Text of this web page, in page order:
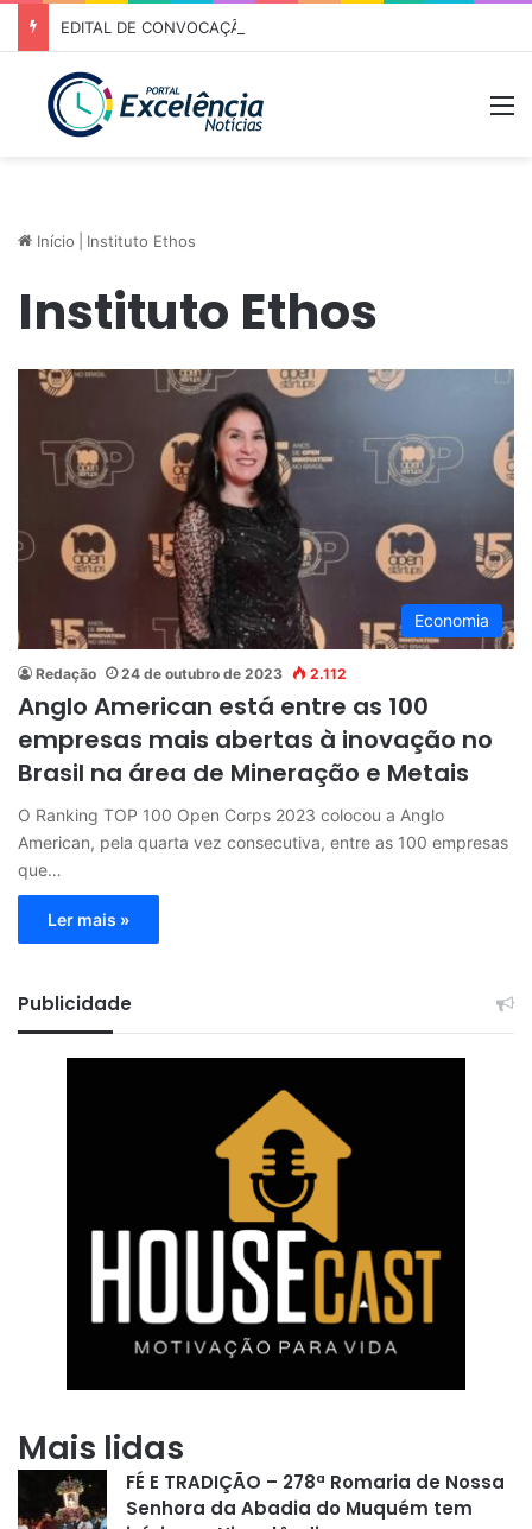
Início Instituto Ethos
Instituto Ethos
Economia
Redação 24 de outubro de 2023 2.112
Anglo American está entre as 100
empresas mais abertas à inovação no
Brasil na área de Mineração e Metais
O Ranking TOP 100 Open Corps 2023 colocou a Anglo
American, pela quarta vez consecutiva, entre as 100 empresas
que…
Ler mais »
Publicidade
Mais lidas
FÉ E TRADIÇÃO – 278ª Romaria de Nossa
Senhora da Abadia do Muquém tem